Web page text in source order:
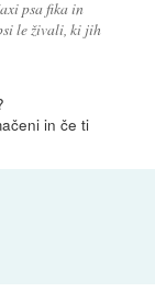
psa fika in
le živali, ki jih
in če ti